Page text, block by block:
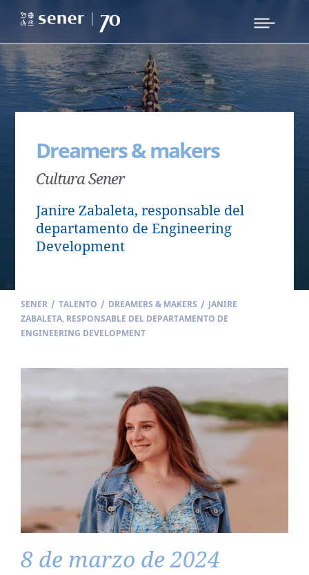
Dreamers & makers
Cultura Sener
Janire Zabaleta, responsable del
departamento de Engineering
Development
SENER / TALENTO / DREAMERS & MAKERS / JANIRE
ZABALETA, RESPONSABLE DEL DEPARTAMENTO DE
ENGINEERING DEVELOPMENT
8 de marzo de 2024